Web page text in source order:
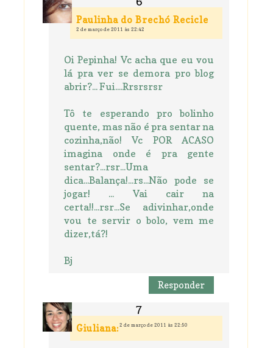
Paulinha do Brechó Recicle
2 de março de 2011 às 22:42
Oi Pepinha! Vc acha que eu vou
lá pra ver se demora pro blog
abrir?... Fui....Rrsrsrsr
Tô te esperando pro bolinho
quente, mas não é pra sentar na
cozinha,não! Vc POR ACASO
imagina onde é pra gente
sentar?...rsr...Uma
dica...Balança!...rs...Não pode se
jogar! ... Vai cair na
certa!!...rsr...Se adivinhar,onde
vou te servir o bolo, vem me
dizer,tá?!
Bj
Responder
Giuliana: 2 de março de 2011 às 22:50